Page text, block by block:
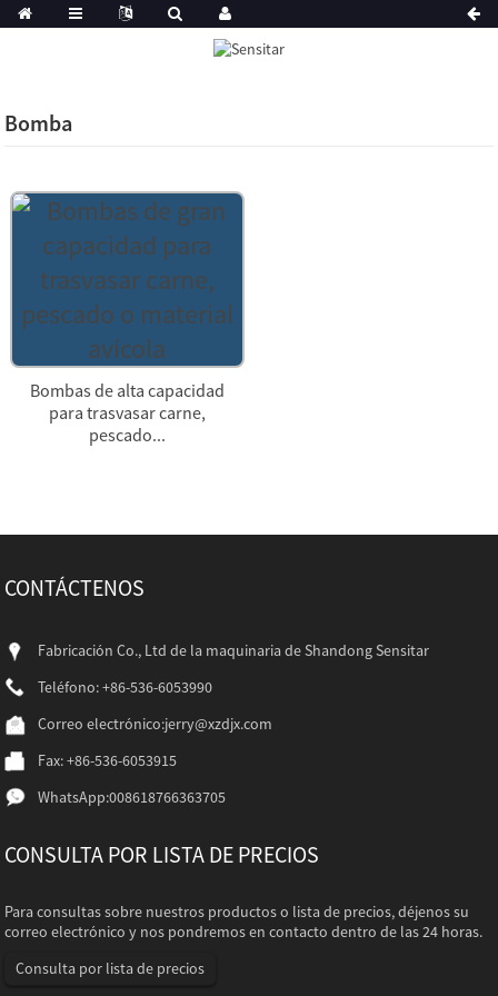
Bomba
Bombas de alta capacidad
para trasvasar carne,
pescado...
CONTÁCTENOS
Fabricación Co., Ltd de la maquinaria de Shandong Sensitar
Teléfono: +86-536-6053990
Correo electrónico:jerry@xzdjx.com
Fax: +86-536-6053915
WhatsApp:008618766363705
CONSULTA POR LISTA DE PRECIOS
Para consultas sobre nuestros productos o lista de precios, déjenos su
correo electrónico y nos pondremos en contacto dentro de las 24 horas.
Consulta por lista de precios